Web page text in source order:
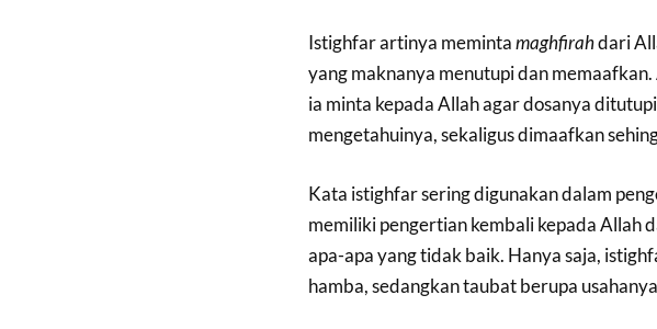
Istighfar artinya memintamaghfirahdari
yang maknanya menutupi dan
ia minta kepada Allah agar dosanya
mengetahuinya, sekaligus dimaafkan
Kata istighfar sering digunakan dalam
memiliki pengertian kembali kepada Allah
apa-apa yang tidak baik. Hanya saja,
hamba, sedangkan taubat berupa